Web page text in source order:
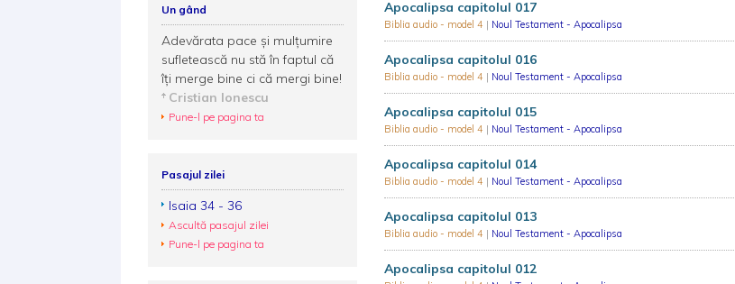
Apocalipsa capitolul 017
Biblia audio - model 4 | Noul Testament - Apocalipsa
Apocalipsa capitolul 016
Biblia audio - model 4 | Noul Testament - Apocalipsa
Apocalipsa capitolul 015
Biblia audio - model 4 | Noul Testament - Apocalipsa
Apocalipsa capitolul 014
Biblia audio - model 4 | Noul Testament - Apocalipsa
Apocalipsa capitolul 013
Biblia audio - model 4 | Noul Testament - Apocalipsa
Apocalipsa capitolul 012
Un gând
Adevărata pace și mulțumire
sufletească nu stă în faptul că
îți merge bine ci că mergi bine!
Cristian Ionescu
Pune-l pe pagina ta
Pasajul zilei
Isaia 34 - 36
Ascultă pasajul zilei
Pune-l pe pagina ta